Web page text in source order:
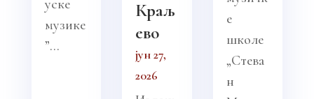
уске
музике
”...
Краљ
ево
јун 27,
2026
е
школе
„Стева
н